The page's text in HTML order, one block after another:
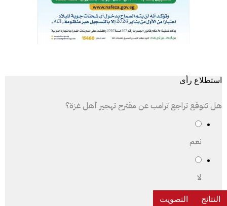
استطلاع رأى
هل تتوقع تراجع ترامب عن مقترح تهجير أهل غزة؟
نعم
لا